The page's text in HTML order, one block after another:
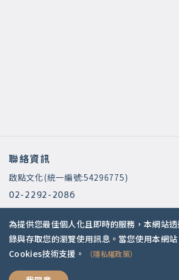
聯絡資訊
啟點文化(統一編號:54296775)
02-2292-2086
service@koob.com.tw
服務時間
週一至週五 10:00-18:00
國定假日公休
為提供您最佳個人化且即時的服務，本網站
錄與存取您的瀏覽使用訊息。當您使用本網
Cookies技術支援。
（隱私權政策）